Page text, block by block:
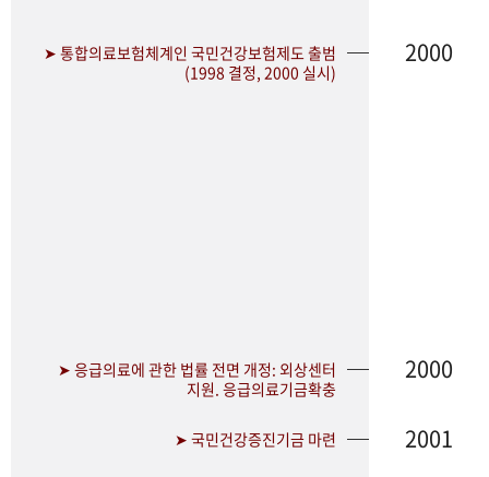
➤ 통합의료보험체계인 국민건강보험제도 출범
(1998 결정, 2000 실시)
2000
➤ 응급의료에 관한 법률 전면 개정: 외상센터
지원. 응급의료기금확충
2000
➤ 국민건강증진기금 마련 2001